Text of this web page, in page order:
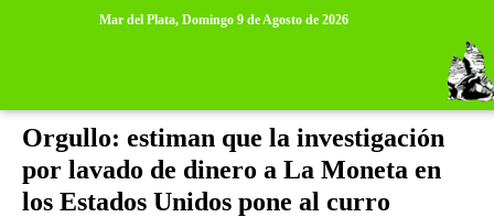
Mar del Plata, Domingo 9 de Agosto de 2026
Orgullo: estiman que la investigación
por lavado de dinero a La Moneta en
los Estados Unidos pone al curro